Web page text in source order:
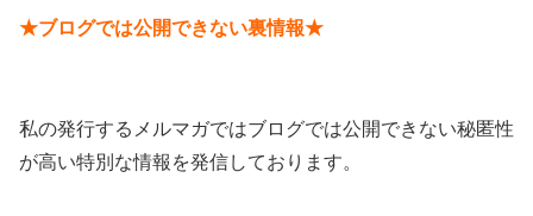
★ブログでは公開できない裏情報★
私の発行するメルマガではブログでは公開できない秘匿性
が高い特別な情報を発信しております。